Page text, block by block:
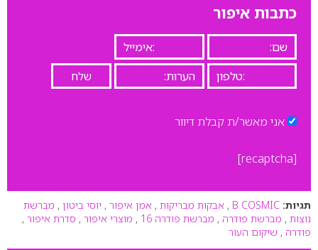
כתבות איפור
אני מאשר/ת קבלת דיוור
[recaptcha]
תגיות: B COSMIC
, אבקות מבריקות , אמן איפור , יוסי ביטון , מברשת
נוצות , מברשת פודרה , מברשת פודרה 16 , מוצרי איפור , סדרת איפור ,
פודרה , שיקום העור